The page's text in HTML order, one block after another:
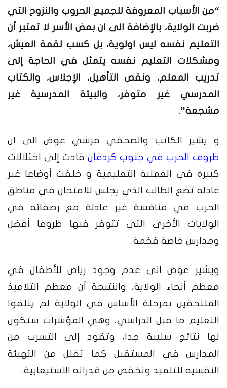
“من الأسباب المعروفة للجميع الحروب والنزوح التي
ضربت الولاية، بالإضافة الى ان بعض الأسر لا تعتبر أن
التعليم نفسه ليس اولوية، بل كسب لقمة العيش،
ومشكلات التعليم نفسه يتمثل في الحاجة إلى
تدريب المعلم، ونقص التأهيل، الإجلاس، والكتاب
المدرسي غير متوفر، والبيئة المدرسية غير
مشجعة”.
و يشير الكاتب والصحفي قرشي عوض الى ان
ظروف الحرب في جنوب كردفان قادت إلى اختلالات
كبيرة في العملية التعليمية و خلفت أوضاعا غير
عادلة تضع الطالب الذي يجلس للامتحان في مناطق
الحرب في منافسة غير عادلة مع رصفائه في
الولايات الأخرى التي تتوفر فيها ظروفا أفضل
ومدارس خاصة فخمة.
ويشير عوض الى عدم وجود رياض للأطفال في
معظم أنحاء الولاية، والنتيجة أن معظم التلاميذ
الملتحقين بمرحلة الأساس في الولاية لم يتلقوا
التعليم ما قبل الدراسي، وهي المؤشرات ستكون
لها نتائج سلبية جدا، وتقود إلى التسرب من
المدارس في المستقبل كما تقلل من التهيئة
النفسية للتلميذ وتخفض من قدراته الاستيعابية.